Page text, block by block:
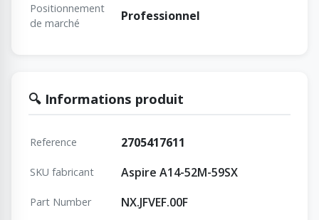
Positionnement
de marché
Professionnel
🔍 Informations produit
Reference 2705417611
SKU fabricant Aspire A14-52M-59SX
Part Number NX.JFVEF.00F